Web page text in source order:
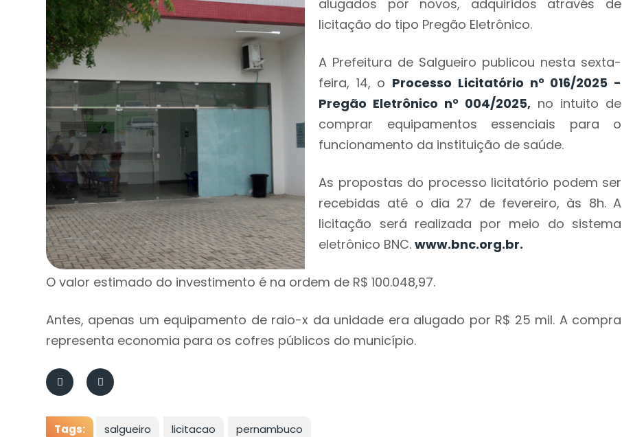
alugados por novos, adquiridos através de
licitação do tipo Pregão Eletrônico.
A Prefeitura de Salgueiro publicou nesta sexta-
feira, 14, o Processo Licitatório n° 016/2025 -
Pregão Eletrônico n° 004/2025, no intuito de
comprar equipamentos essenciais para o
funcionamento da instituição de saúde.
As propostas do processo licitatório podem ser
recebidas até o dia 27 de fevereiro, às 8h. A
licitação será realizada por meio do sistema
eletrônico BNC.www.bnc.org.br.
O valor estimado do investimento é na ordem de R$ 100.048,97.
Antes, apenas um equipamento de raio-x da unidade era alugado por R$ 25 mil. A compra
representa economia para os cofres públicos do município.
Tags: salgueiro licitacao pernambuco